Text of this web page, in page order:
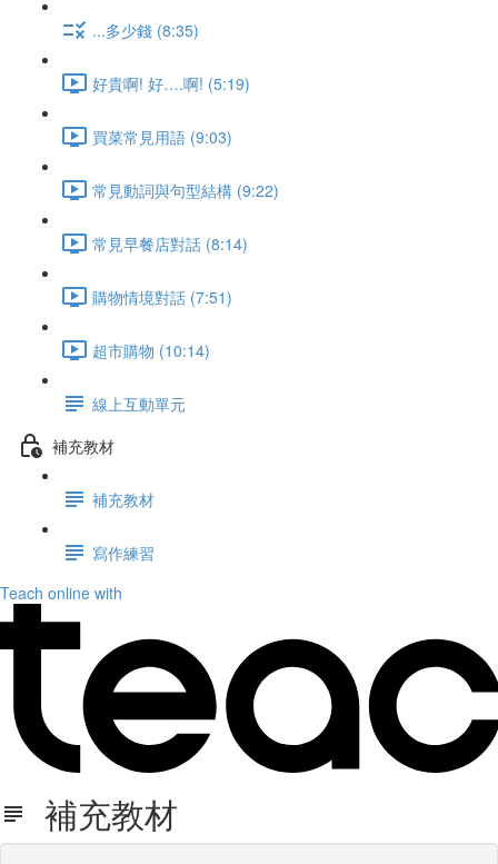
...多少錢 (8:35)
好貴啊! 好….啊! (5:19)
買菜常見用語 (9:03)
常見動詞與句型結構 (9:22)
常見早餐店對話 (8:14)
購物情境對話 (7:51)
超市購物 (10:14)
線上互動單元
補充教材
補充教材
寫作練習
Teach online with
補充教材